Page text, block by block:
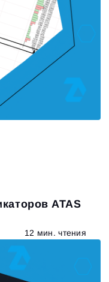
ATAS
12 мин. чтения